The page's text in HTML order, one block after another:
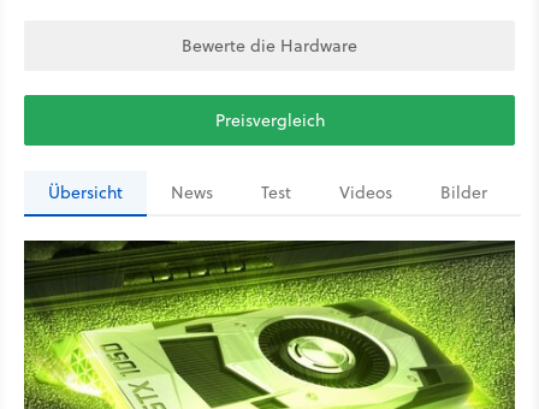
Bewerte die Hardware
Preisvergleich
Übersicht News Test Videos Bilder